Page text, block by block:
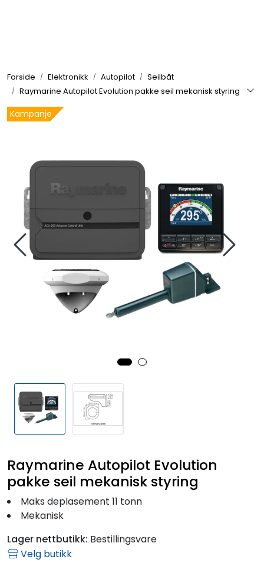
Forside Elektronikk Autopilot
Seilbåt
Raymarine Autopilot Evolution pakke seil mekanisk styring
Kampanje
Raymarine Autopilot Evolution
pakke seil mekanisk styring
Maks deplasement 11 tonn
Mekanisk
Lager nettbutikk: Bestillingsvare
Velg butikk
Elektrisk
Bygg/Innredning
Komfort
Motor/Styring
Fortøyning
Fritid/Sikkerhet
Outlet